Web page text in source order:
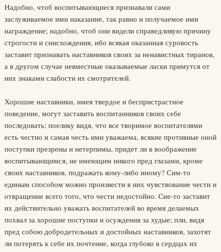
Надобно, чтоб воспитывающиеся признавали сами
заслуживаемое ими наказание, так равно и получаемое ими
награждение; надобно, чтоб они видели справедливую причину
строгости и снисхождения, ибо всякая оказанная суровость
заставит признавать наставников своих за ненавистных тиранов,
а в другом случае невместные оказываемые ласки примутся от
них знаками слабости их смотрителей.
Хорошие наставники, имея твердое и беспристрастное
поведение, могут заставить воспитанников своих себе
последовать; поелику видя, что все творимое воспитателями
есть честно и самая честь ими уважаема, всякие противные оной
поступки презрены и нетерпимы, придет ли в воображение
воспитывающимся, не имеющим никого пред глазами, кроме
своих наставников, подражать кому-либо иному? Сим-то
единым способом можно произвести в них чувствование чести и
отвращение всего того, что чести недостойно. Сие-то заставит
их действительно уважать воспитателей во время делаемых
похвал за хорошие поступки и осуждения за худые; пли, видя
пред собою добродетельных и достойных наставников, захотят
ли потерять к себе их почтение, когда глубоко в сердцах их